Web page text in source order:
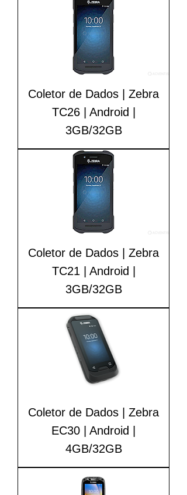
Coletor de Dados | Zebra
TC26 | Android |
3GB/32GB
Coletor de Dados | Zebra
TC21 | Android |
3GB/32GB
Coletor de Dados | Zebra
EC30 | Android |
4GB/32GB